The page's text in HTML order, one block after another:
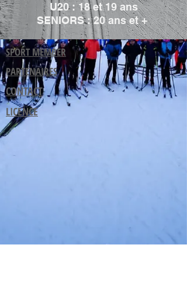
U20 : 18 et 19 ans
SENIORS : 20 ans et +
SPORT MEMBER
PARTENAIRES
CONTACT
LICENCE